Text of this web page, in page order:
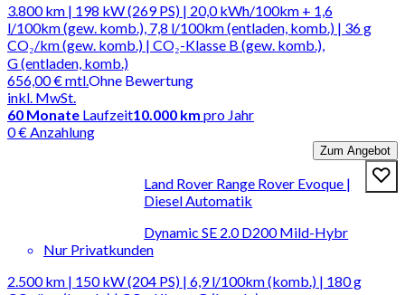
3.800 km | 198 kW (269 PS) | 20,0 kWh/100km + 1,6
l/100km (gew. komb.), 7,8 l/100km (entladen, komb.) | 36 g
CO₂/km (gew. komb.) | CO₂-Klasse B (gew. komb.),
G (entladen, komb.)
656,00 €mtl.
inkl. MwSt.
Ohne Bewertung
60 Monate Laufzeit10.000 km pro Jahr
0 € Anzahlung
Zum Angebot
Land Rover Range Rover Evoque |
Diesel Automatik
Dynamic SE 2.0 D200 Mild-Hybr
Nur Privatkunden
2.500 km | 150 kW (204 PS) | 6,9 l/100km (komb.) | 180 g